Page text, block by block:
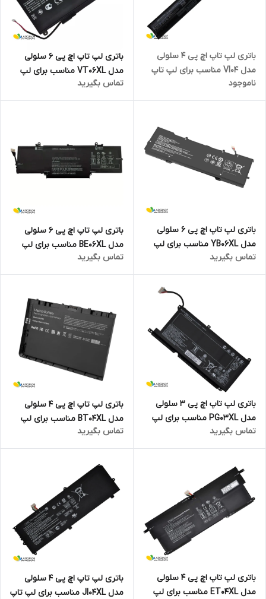
باتری لپ تاپ اچ پی 4 سلولی
مدل VI04 مناسب برای لپ تاپ
HP PROBOOK 440 445 450 455
G2
ناموجود
باتری لپ تاپ اچ پی 6 سلولی
مدل VT06XL مناسب برای لپ
تاپ Envy 17-3000
تماس بگیرید
باتری لپ تاپ اچ پی 6 سلولی
مدل YB06XL مناسب برای لپ
تاپ Spectre X360 Convertible
15-CH000
تماس بگیرید
باتری لپ تاپ اچ پی 6 سلولی
مدل BE06XL مناسب برای لپ
تاپ Elitebook 1040 G4 Folio
تماس بگیرید
باتری لپ تاپ اچ پی 3 سلولی
مدل PG03XL مناسب برای لپ
تاپ Pavilion Gaming 15-DK
تماس بگیرید
باتری لپ تاپ اچ پی 4 سلولی
مدل BT04XL مناسب برای لپ
تاپ EliteBook Folio 9470
تماس بگیرید
باتری لپ تاپ اچ پی 4 سلولی
مدل ET04XL مناسب برای لپ
باتری لپ تاپ اچ پی 4 سلولی
مدل JI04XL مناسب برای لپ تاپ